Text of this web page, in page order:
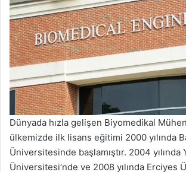
Dünyada hızla gelişen Biyomedikal
ülkemizde ilk lisans eğitimi 2000 yılında
Üniversitesinde başlamıştır. 2004 yılında
Üniversitesi’nde ve 2008 yılında Erciyes